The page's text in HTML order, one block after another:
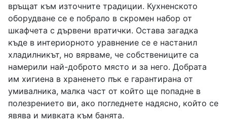
връщат към източните традиции. Кухненското
оборудване се е побрало в скромен набор от
шкафчета с дървени вратички. Остава загадка
къде в интериорното уравнение се е настанил
хладилникът, но вярваме, че собствениците са
намерили най-доброто място и за него. Добрата
им хигиена в храненето пък е гарантирана от
умивалника, малка част от който ще попадне в
полезрението ви, ако погледнете надясно, който се
явява и мивката към банята.